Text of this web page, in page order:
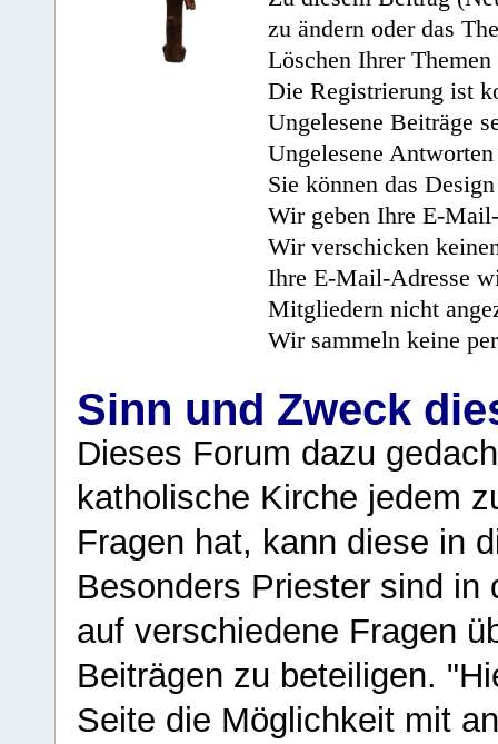
zu ändern oder das
Löschen Ihrer
Die Registrierung ist
Ungelesene Beiträge
Ungelesene
Sie können das
Wir geben Ihre E-
Wir verschicken
Ihre E-Mail-Adresse
Mitgliedern nicht
Wir sammeln keine
Sinn und Zweck
Dieses Forum dazu
katholische Kirche jedem
Fragen hat, kann diese in
Besonders Priester sind in
auf verschiedene Fragen
Beiträgen zu beteiligen.
Seite die Möglichkeit mit